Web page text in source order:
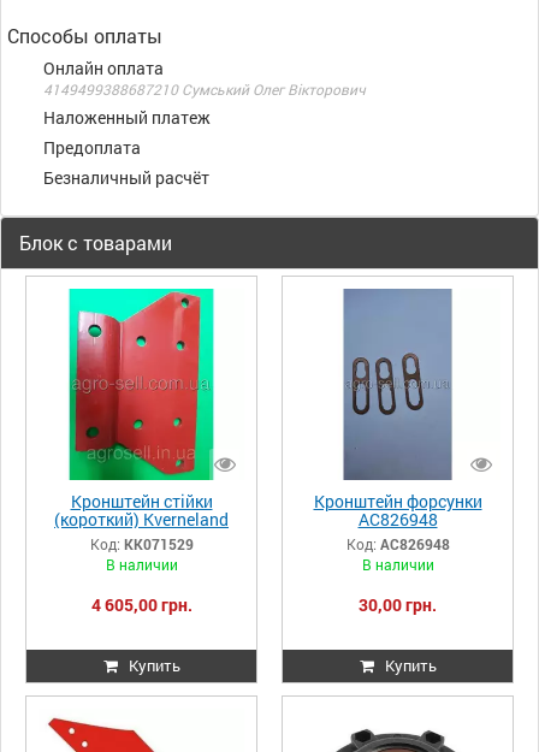
Способы оплаты
Онлайн оплата
4149499388687210 Сумський Олег Вікторович
Наложенный платеж
Предоплата
Безналичный расчёт
Блок с товарами
Кронштейн стійки
(короткий) Kverneland
KK071529
Код: KK071529
В наличии
4 605,00 грн.
Купить
Кронштейн форсунки
AC826948
Код: AC826948
В наличии
30,00 грн.
Купить